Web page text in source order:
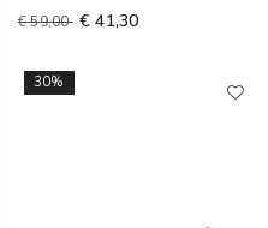
€ 59,00 € 41,30
30%